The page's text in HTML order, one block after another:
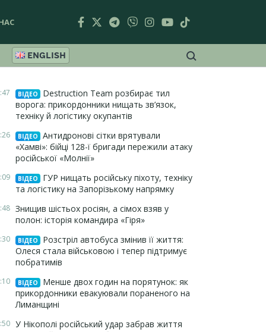
ENGLISH
ВІДЕО
Destruction Team розбирає тил
ворога: прикордонники нищать зв’язок,
техніку й логістику окупантів
ВІДЕО
Антидронові сітки врятували
«Хамві»: бійці 128-ї бригади пережили атаку
російської «Молнії»
ВІДЕО
ГУР нищать російську піхоту, техніку
та логістику на Запорізькому напрямку
Знищив шістьох росіян, а сімох взяв у
полон: історія командира «Гіря»
ВІДЕО
Розстріл автобуса змінив її життя:
Олеся стала військовою і тепер підтримує
побратимів
ВІДЕО
Менше двох годин на порятунок: як
прикордонники евакуювали пораненого на
Лиманщині
У Нікополі російський удар забрав життя